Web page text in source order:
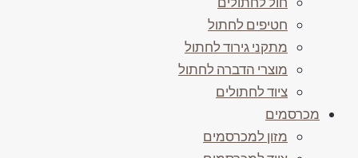
חטיפים לחתול
מתקני גירוד לחתול
מוצרי הדברה לחתול
ציוד לחתולים
מכרסמים
מזון למכרסמים